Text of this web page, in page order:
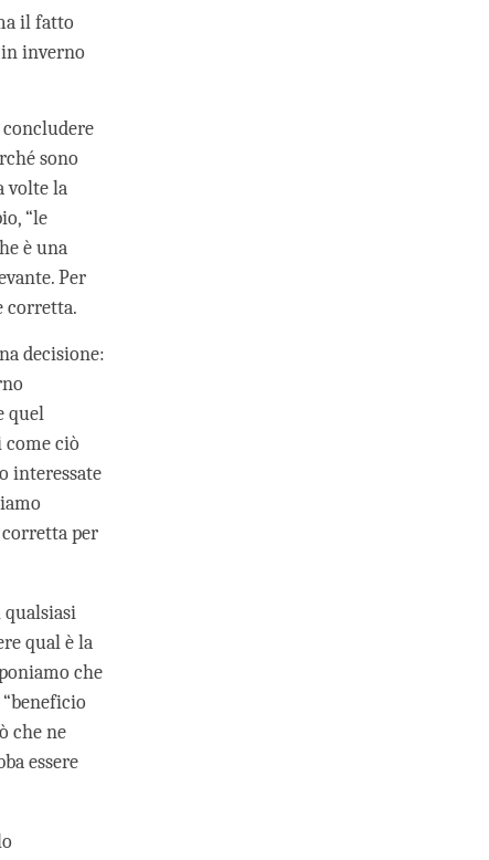
il fatto
inverno
concludere
sono
volte la
“le
è una
Per
corretta.
decisione:
quel
come ciò
interessate
per
qual è la
che
che ne
essere